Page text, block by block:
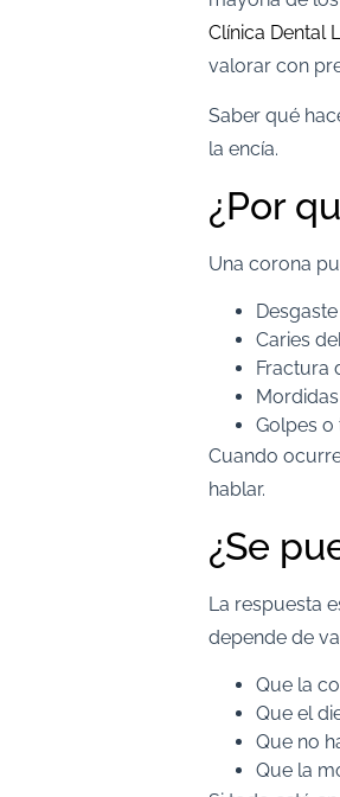
Clínica Dental
valorar con
Saber qué
la encía.
¿Por
Una corona
Caries
Fractura
Golpes o
Cuando
hablar.
¿Se
La respuesta
depende de
Que la
Que el
Que no
Que la